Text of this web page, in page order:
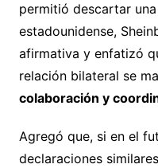
permitió descartar
estadounidense,
afirmativa y enfatizó
relación bilateral se
colaboración y
Agregó que, si en el
declaraciones